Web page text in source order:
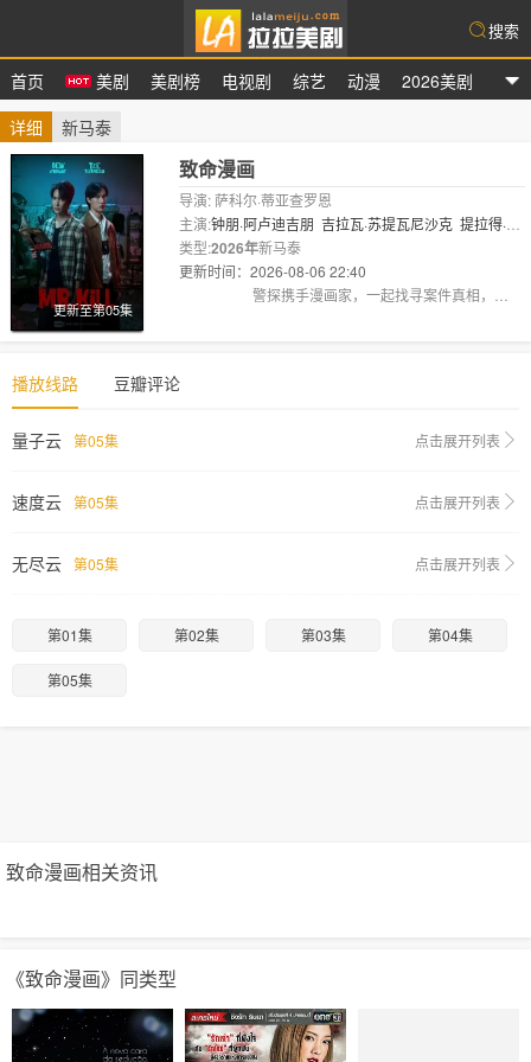
首页 美剧 美剧榜 电视剧 综艺 动漫 2026美剧
搜索
详细 新马泰
更新至第05集
致命漫画
导演: 萨科尔·蒂亚查罗恩
主演:钟朋·阿卢迪吉朋 吉拉瓦·苏提瓦尼沙克 提拉得·威
提帕尼
类型:2026年新马泰
更新时间：2026-08-06 22:40
警探携手漫画家，一起找寻案件真相，冲破
播放线路 豆瓣评论
量子云 第05集 点击展开列表
速度云 第05集 点击展开列表
无尽云 第05集 点击展开列表
第01集 第02集 第03集 第04集
第05集
致命漫画相关资讯
《致命漫画》同类型